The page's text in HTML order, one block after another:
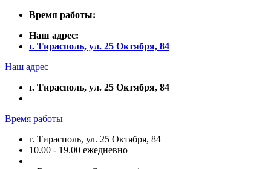
Время работы:
Наш адрес:
г. Тирасполь, ул. 25 Октября, 84
Наш адрес
г. Тирасполь, ул. 25 Октября, 84
Время работы
г. Тирасполь, ул. 25 Октября, 84
10.00 - 19.00 ежедневно